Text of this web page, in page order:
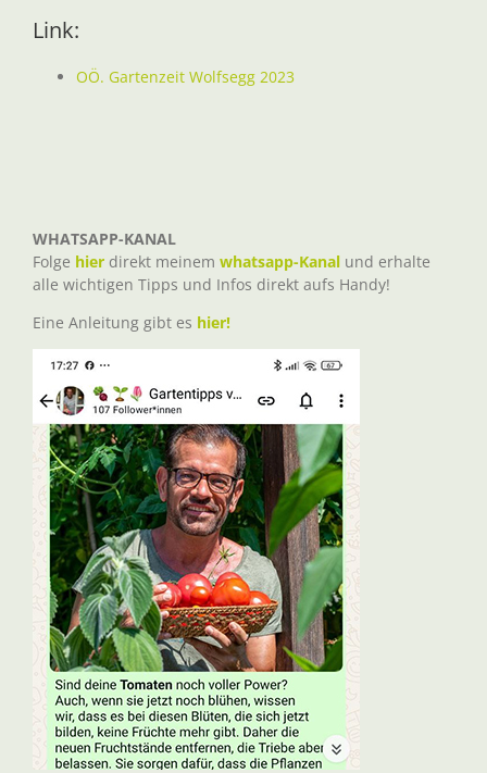
Link:
OÖ. Gartenzeit Wolfsegg 2023
WHATSAPP-KANAL
Folge hier direkt meinem whatsapp-Kanal und erhalte
alle wichtigen Tipps und Infos direkt aufs Handy!
Eine Anleitung gibt es hier!